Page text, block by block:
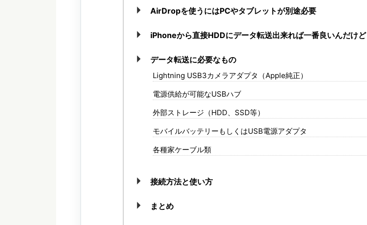
AirDropを使うにはPCやタブレットが別途必要
iPhoneから直接HDDにデータ転送出来れば一番良いんだけど
データ転送に必要なもの
Lightning USB3カメラアダプタ（Apple純正）
電源供給が可能なUSBハブ
外部ストレージ（HDD、SSD等）
モバイルバッテリーもしくはUSB電源アダプタ
各種家ケーブル類
接続方法と使い方
まとめ